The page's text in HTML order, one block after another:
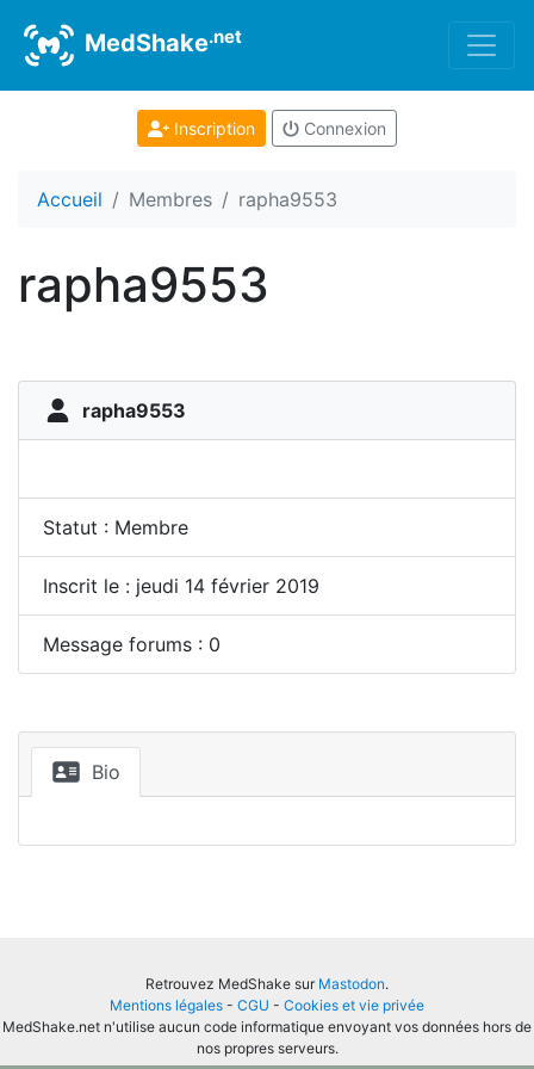
MedShake.net
Inscription Connexion
Accueil Membres rapha9553
rapha9553
rapha9553
Statut : Membre
Inscrit le : jeudi 14 février 2019
Message forums : 0
Bio
Retrouvez MedShake sur Mastodon.
Mentions légales - CGU - Cookies et vie privée
MedShake.net n'utilise aucun code informatique envoyant vos données hors de
nos propres serveurs.